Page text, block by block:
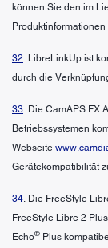
können Sie den im
32. LibreLinkUp ist
durch die
33. Die CamAPS FX
Betriebssystemen
Webseite
Gerätekompatibilität
34. Die FreeStyle
FreeStyle Libre 2
Echo® Plus